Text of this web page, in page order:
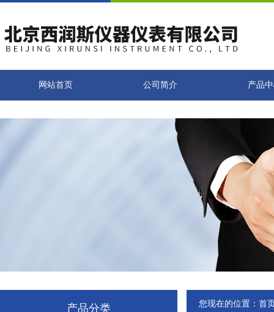
网站首页 公司简介 产品
产品分类 您现在的位置： 首